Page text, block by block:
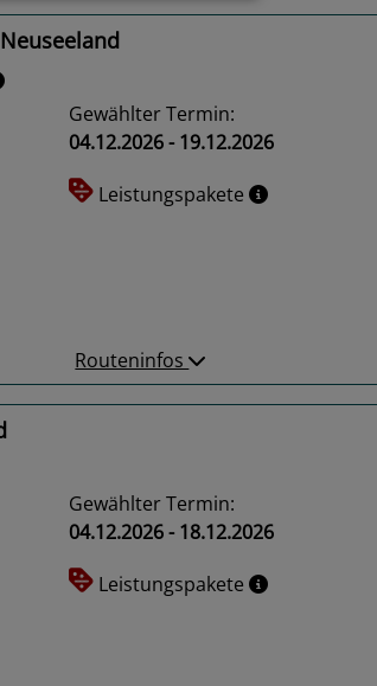
Gewählter Termin:
04.12.2026 - 19.12.2026
Leistungspakete
Routeninfos
Gewählter Termin:
04.12.2026 - 18.12.2026
Leistungspakete